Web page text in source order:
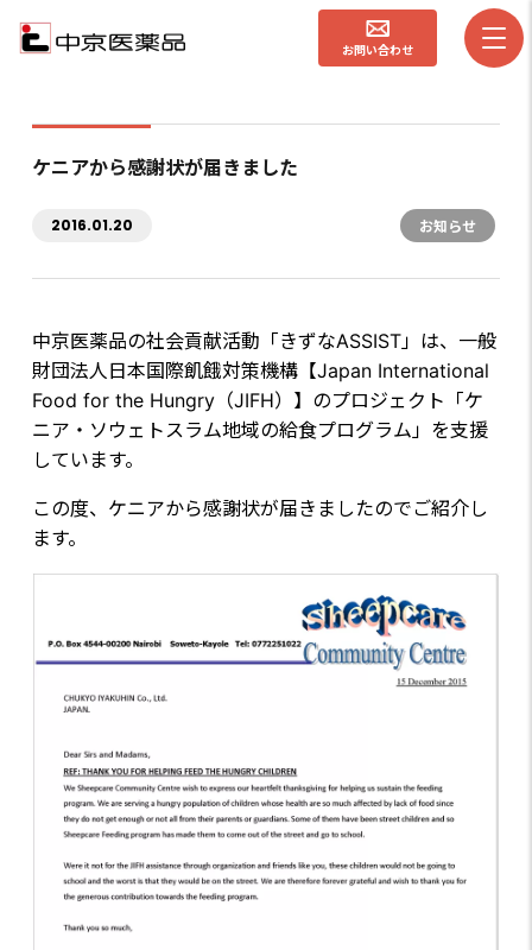
お問い合わせ
ケニアから感謝状が届きました
2016.01.20 お知らせ
中京医薬品の社会貢献活動「きずなASSIST」は、一般
財団法人日本国際飢餓対策機構【Japan International
Food for the Hungry（JIFH）】のプロジェクト「ケ
ニア・ソウェトスラム地域の給食プログラム」を支援
しています。
この度、ケニアから感謝状が届きましたのでご紹介し
ます。